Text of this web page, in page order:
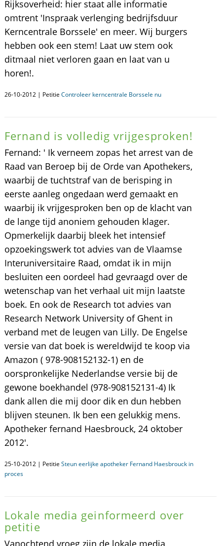
Rijksoverheid: hier staat alle informatie
omtrent 'Inspraak verlenging bedrijfsduur
Kerncentrale Borssele' en meer. Wij burgers
hebben ook een stem! Laat uw stem ook
ditmaal niet verloren gaan en laat van u
horen!.
26-10-2012 | Petitie Controleer kerncentrale Borssele nu
Fernand is volledig vrijgesproken!
Fernand: ' Ik verneem zopas het arrest van de
Raad van Beroep bij de Orde van Apothekers,
waarbij de tuchtstraf van de berisping in
eerste aanleg ongedaan werd gemaakt en
waarbij ik vrijgesproken ben op de klacht van
de lange tijd anoniem gehouden klager.
Opmerkelijk daarbij bleek het intensief
opzoekingswerk tot advies van de Vlaamse
Interuniversitaire Raad, omdat ik in mijn
besluiten een oordeel had gevraagd over de
wetenschap van het verhaal uit mijn laatste
boek. En ook de Research tot advies van
Research Network University of Ghent in
verband met de leugen van Lilly. De Engelse
versie van dat boek is wereldwijd te koop via
Amazon ( 978-908152132-1) en de
oorspronkelijke Nederlandse versie bij de
gewone boekhandel (978-908152131-4) Ik
dank allen die mij door dik en dun hebben
blijven steunen. Ik ben een gelukkig mens.
Apotheker fernand Haesbrouck, 24 oktober
2012'.
25-10-2012 | Petitie Steun eerlijke apotheker Fernand Haesbrouck in
proces
Lokale media geinformeerd over
petitie
Vanochtend vroeg zijn de lokale media